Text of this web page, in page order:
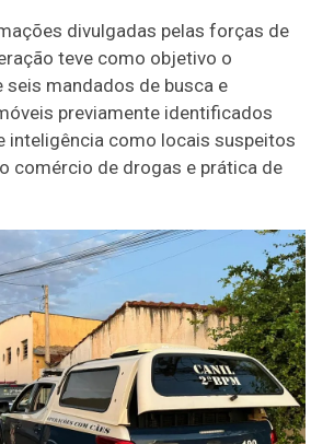
divulgadas pelas forças de
teve como objetivo o
seis mandados de busca e
previamente identificados
inteligência como locais suspeitos
comércio de drogas e prática de